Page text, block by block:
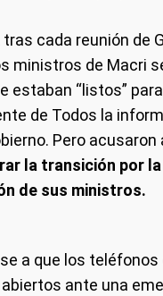
cada reunión de
ministros de Macri
estaban “listos”
de Todos la
Pero
la transición por
de sus ministros.
a que los
ante una